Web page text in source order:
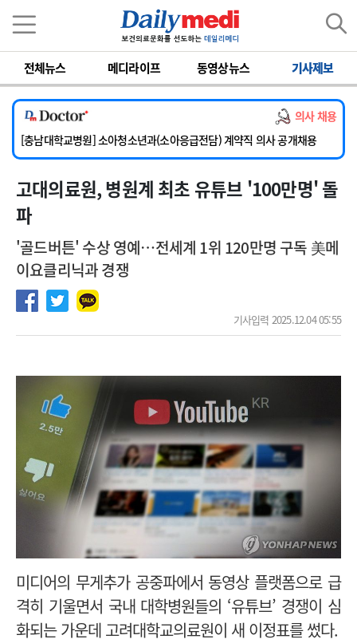
전체뉴스 메디라이프 동영상뉴스 기사제보
의사 채용
[서울아산병원] 2026년 하반기 인턴 모집
[영남대학교의료원] 마취통증의학과 임기제 임상의사 채용
[충남대학교병원] 소아청소년과(소아응급전담) 계약직 의사 공개채용
[동부병원] 계약직(응급의학과 전문의) 직원모집
[이대목동병원] 하반기 전공의(레지던트1년차) 모집
[서울아산병원] 2026년 하반기 인턴 모집
[영남대학교의료원] 마취통증의학과 임기제 임상의사 채용
고대의료원, 병원계 최초 유튜브 '100만명' 돌
파
'골드버튼' 수상 영예…전세계 1위 120만명 구독 美메
이요클리닉과 경쟁
기사입력 2025.12.04 05:55
미디어의 무게추가 공중파에서 동영상 플랫폼으로 급
격히 기울면서 국내 대학병원들의 ‘유튜브’ 경쟁이 심
화되는 가운데 고려대학교의료원이 새 이정표를 썼다.